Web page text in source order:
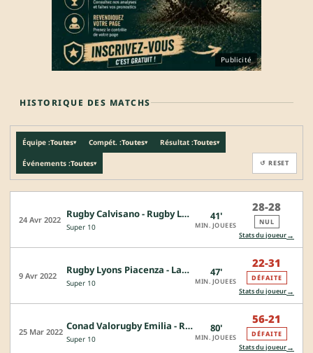
Publicité
HISTORIQUE DES MATCHS
Équipe :Toutes▾ Compét. :Toutes▾ Résultat :Toutes▾
Événements :Toutes▾ ↺ RESET
24 Avr 2022 Rugby Calvisano - Rugby Lyons Piacenza
Super 10
41'
MIN. JOUEES
28-28
NUL
Stats du joueur→
9 Avr 2022 Rugby Lyons Piacenza - Lazio Rugby
Super 10
47'
MIN. JOUEES
22-31
DÉFAITE
Stats du joueur→
25 Mar 2022 Conad Valorugby Emilia - Rugby Lyons Piacenza
Super 10
80'
MIN. JOUEES
56-21
DÉFAITE
Stats du joueur→